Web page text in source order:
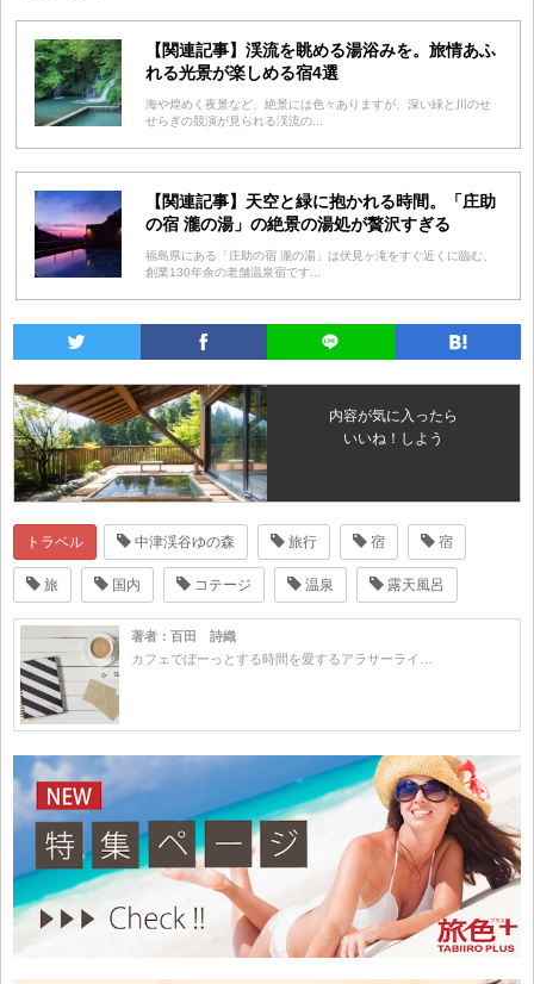
【関連記事】渓流を眺める湯浴みを。旅情あふ
れる光景が楽しめる宿4選
海や煌めく夜景など、絶景には色々ありますが、深い緑と川のせ
せらぎの競演が見られる渓流の...
【関連記事】天空と緑に抱かれる時間。「庄助
の宿 瀧の湯」の絶景の湯処が贅沢すぎる
福島県にある「庄助の宿 瀧の湯」は伏見ヶ滝をすぐ近くに臨む、
創業130年余の老舗温泉宿です...
内容が気に入ったら
いいね！しよう
トラベル 中津渓谷ゆの森 旅行 宿 宿
旅 国内 コテージ 温泉 露天風呂
著者：百田 詩織
カフェでぼーっとする時間を愛するアラサーライ…